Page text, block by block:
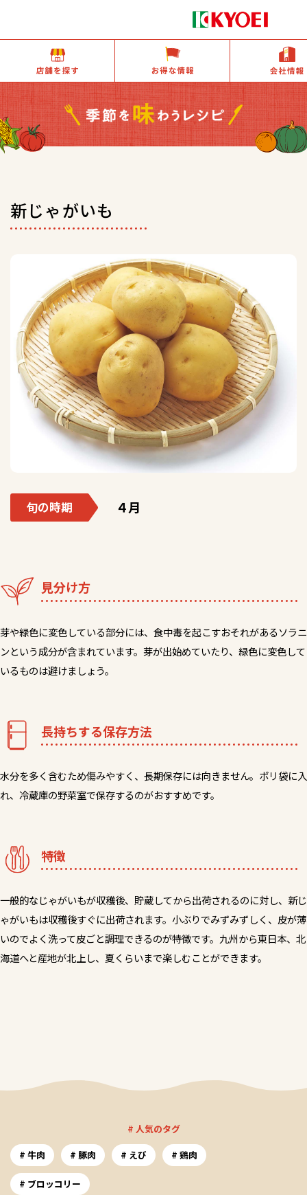
新じゃがいも
旬の時期 ４月
見分け方
芽や緑色に変色している部分には、食中毒を起こすおそれがあるソラニ
ンという成分が含まれています。芽が出始めていたり、緑色に変色して
いるものは避けましょう。
長持ちする保存方法
水分を多く含むため傷みやすく、長期保存には向きません。ポリ袋に入
れ、冷蔵庫の野菜室で保存するのがおすすめです。
特徴
一般的なじゃがいもが収穫後、貯蔵してから出荷されるのに対し、新じ
ゃがいもは収穫後すぐに出荷されます。小ぶりでみずみずしく、皮が薄
いのでよく洗って皮ごと調理できるのが特徴です。九州から東日本、北
海道へと産地が北上し、夏くらいまで楽しむことができます。
# 人気のタグ
牛肉
豚肉 えび 鶏肉
ブロッコリー